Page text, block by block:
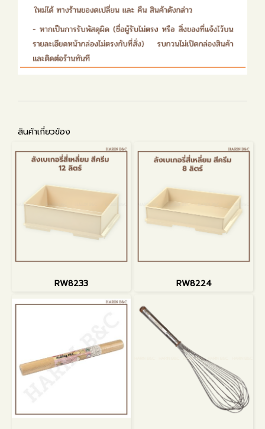
สินค้าเกี่ยวข้อง
RW8233 RW8224